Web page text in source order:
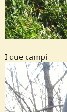
I due campi